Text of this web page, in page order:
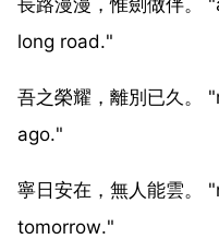
long road."
吾之榮耀，離別已久。
ago."
寧日安在，無人能雲。
tomorrow."